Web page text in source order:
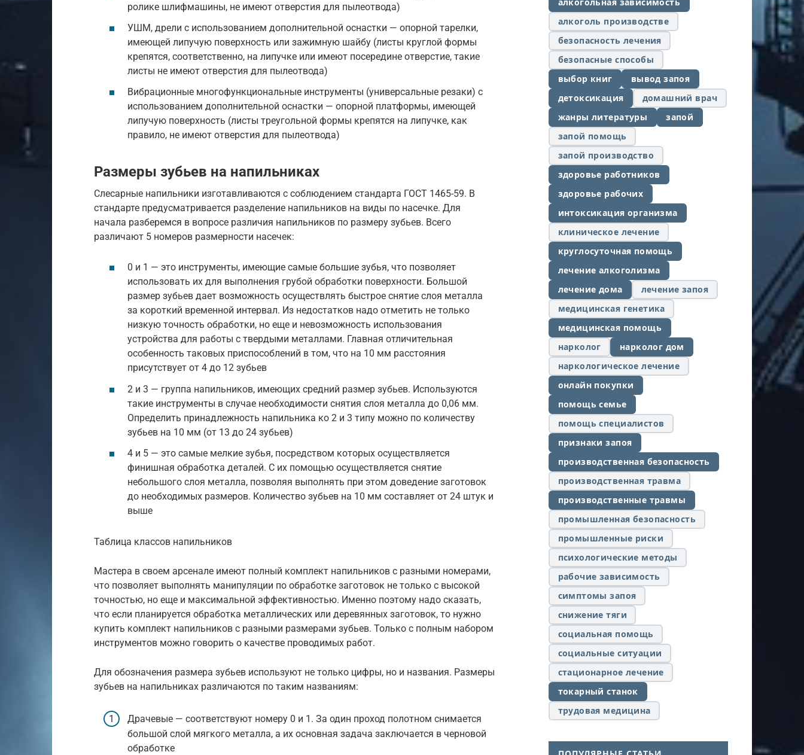
ролике шлифмашины, не имеют отверстия для пылеотвода)
УШМ, дрели с использованием дополнительной оснастки — опорной тарелки,
имеющей липучую поверхность или зажимную шайбу (листы круглой формы
крепятся, соответственно, на липучке или имеют посередине отверстие, такие
листы не имеют отверстия для пылеотвода)
Вибрационные многофункциональные инструменты (универсальные резаки) с
использованием дополнительной оснастки — опорной платформы, имеющей
липучую поверхность (листы треугольной формы крепятся на липучке, как
правило, не имеют отверстия для пылеотвода)
Размеры зубьев на напильниках
Слесарные напильники изготавливаются с соблюдением стандарта ГОСТ 1465-59. В
стандарте предусматривается разделение напильников на виды по насечке. Для
начала разберемся в вопросе различия напильников по размеру зубьев. Всего
различают 5 номеров размерности насечек:
0 и 1 — это инструменты, имеющие самые большие зубья, что позволяет
использовать их для выполнения грубой обработки поверхности. Большой
размер зубьев дает возможность осуществлять быстрое снятие слоя металла
за короткий временной интервал. Из недостатков надо отметить не только
низкую точность обработки, но еще и невозможность использования
устройства для работы с твердыми металлами. Главная отличительная
особенность таковых приспособлений в том, что на 10 мм расстояния
присутствует от 4 до 12 зубьев
2 и 3 — группа напильников, имеющих средний размер зубьев. Используются
такие инструменты в случае необходимости снятия слоя металла до 0,06 мм.
Определить принадлежность напильника ко 2 и 3 типу можно по количеству
зубьев на 10 мм (от 13 до 24 зубьев)
4 и 5 — это самые мелкие зубья, посредством которых осуществляется
финишная обработка деталей. С их помощью осуществляется снятие
небольшого слоя металла, позволяя выполнять при этом доведение заготовок
до необходимых размеров. Количество зубьев на 10 мм составляет от 24 штук и
выше
Таблица классов напильников
Мастера в своем арсенале имеют полный комплект напильников с разными номерами,
что позволяет выполнять манипуляции по обработке заготовок не только с высокой
точностью, но еще и максимальной эффективностью. Именно поэтому надо сказать,
что если планируется обработка металлических или деревянных заготовок, то нужно
купить комплект напильников с разными размерами зубьев. Только с полным набором
инструментов можно говорить о качестве проводимых работ.
Для обозначения размера зубьев используют не только цифры, но и названия. Размеры
зубьев на напильниках различаются по таким названиям:
Драчевые — соответствуют номеру 0 и 1. За один проход полотном снимается
большой слой мягкого металла, а их основная задача заключается в черновой
обработке
алкоголь производстве
безопасность лечения
безопасные способы
выбор книг
вывод запоя
детоксикация
домашний врач
жанры литературы
запой
запой помощь
запой производство
здоровье работников
здоровье рабочих
интоксикация организма
клиническое лечение
круглосуточная помощь
лечение алкоголизма
лечение дома
лечение запоя
медицинская генетика
медицинская помощь
нарколог
нарколог дом
наркологическое лечение
онлайн покупки
помощь семье
помощь специалистов
признаки запоя
производственная безопасность
производственная травма
производственные травмы
промышленная безопасность
промышленные риски
психологические методы
рабочие зависимость
симптомы запоя
снижение тяги
социальная помощь
социальные ситуации
стационарное лечение
токарный станок
трудовая медицина